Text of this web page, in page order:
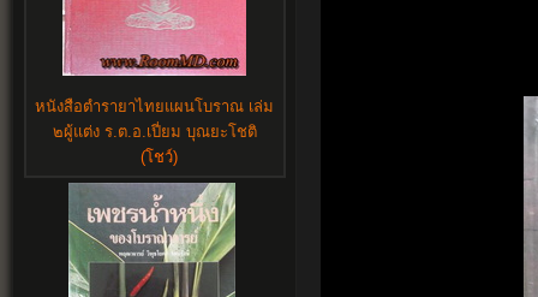
หนังสือตำรายาไทยแผนโบราณ เล่ม
๒ผู้แต่ง ร.ต.อ.เปี่ยม บุณยะโชติ
(โชว์)